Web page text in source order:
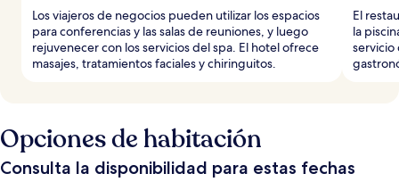
Los viajeros de negocios pueden utilizar los espacios
para conferencias y las salas de reuniones, y luego
rejuvenecer con los servicios del spa. El hotel ofrece
masajes, tratamientos faciales y chiringuitos.
El
la
servicio
Opciones de habitación
Consulta la disponibilidad para estas fechas